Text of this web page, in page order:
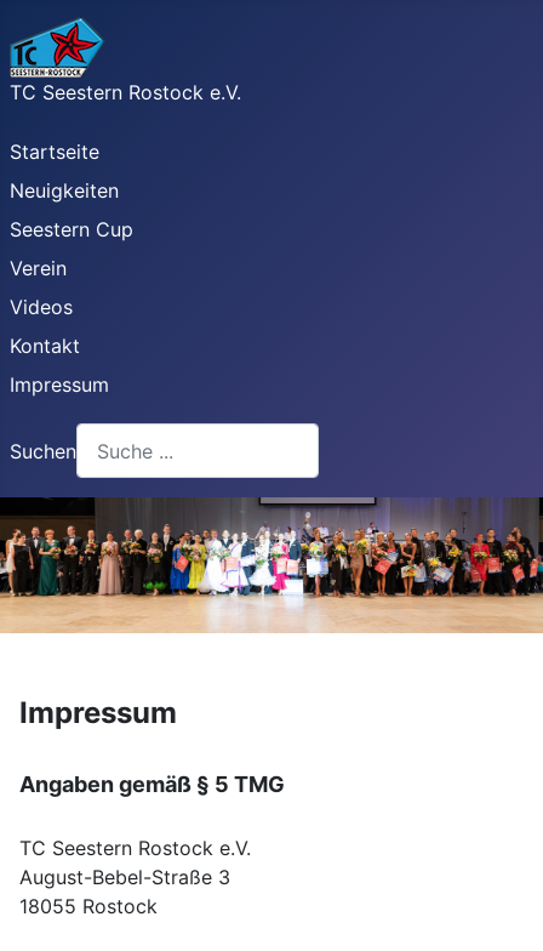
TC Seestern Rostock e.V.
Startseite
Neuigkeiten
Seestern Cup
Verein
Videos
Kontakt
Impressum
Suchen
Type 2 or more characters for results.
Impressum
Angaben gemäß § 5 TMG
TC Seestern Rostock e.V.
August-Bebel-Straße 3
18055 Rostock